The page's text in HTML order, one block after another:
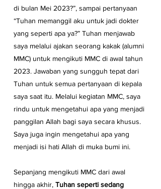
di bulan Mei 2023?”, sampai pertanyaan
“Tuhan memanggil aku untuk jadi dokter
yang seperti apa ya?” Tuhan menjawab
saya melalui ajakan seorang kakak (alumni
MMC) untuk mengikuti MMC di awal tahun
2023. Jawaban yang sungguh tepat dari
Tuhan untuk semua pertanyaan di kepala
saya saat itu. Melalui kegiatan MMC, saya
rindu untuk mengetahui apa yang menjadi
panggilan Allah bagi saya secara khusus.
Saya juga ingin mengetahui apa yang
menjadi isi hati Allah di muka bumi ini.
Sepanjang mengikuti MMC dari awal
hingga akhir, Tuhan seperti sedang